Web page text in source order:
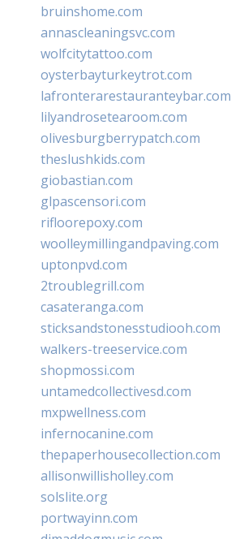
bruinshome.com
annascleaningsvc.com
wolfcitytattoo.com
oysterbayturkeytrot.com
lafronterarestauranteybar.com
lilyandrosetearoom.com
olivesburgberrypatch.com
theslushkids.com
giobastian.com
glpascensori.com
rifloorepoxy.com
woolleymillingandpaving.com
uptonpvd.com
2troublegrill.com
casateranga.com
sticksandstonesstudiooh.com
walkers-treeservice.com
shopmossi.com
untamedcollectivesd.com
mxpwellness.com
infernocanine.com
thepaperhousecollection.com
allisonwillisholley.com
solslite.org
portwayinn.com